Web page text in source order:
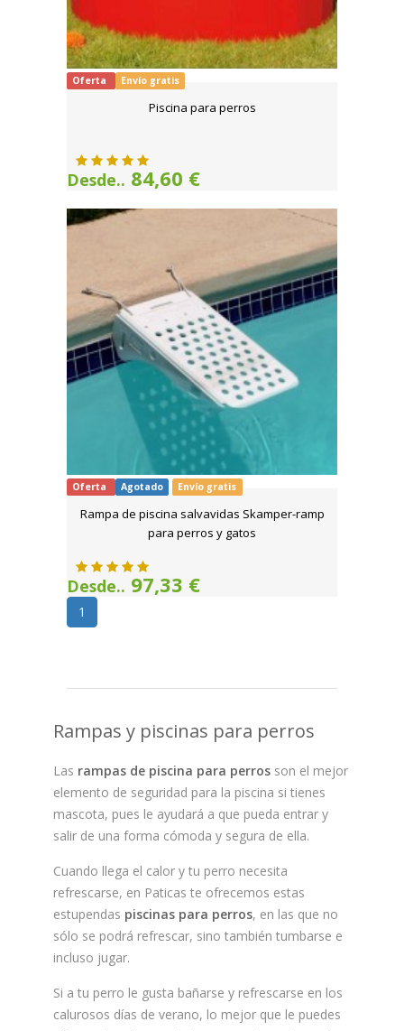
Oferta Envío gratis
Piscina para perros
Desde.. 84,60 €
Oferta Agotado Envío gratis
Rampa de piscina salvavidas Skamper-ramp
para perros y gatos
Desde.. 97,33 €
1
Rampas y piscinas para perros
Las rampas de piscina para perros son el mejor
elemento de seguridad para la piscina si tienes
mascota, pues le ayudará a que pueda entrar y
salir de una forma cómoda y segura de ella.
Cuando llega el calor y tu perro necesita
refrescarse, en Paticas te ofrecemos estas
estupendas piscinas para perros, en las que no
sólo se podrá refrescar, sino también tumbarse e
incluso jugar.
Si a tu perro le gusta bañarse y refrescarse en los
calurosos días de verano, lo mejor que le puedes